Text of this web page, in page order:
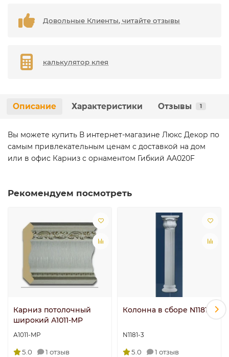
Довольные Клиенты, читайте отзывы
калькулятор клея
Описание Характеристики Отзывы 1
Вы можете купить В интернет-магазине Люкс Декор по
самым привлекательным ценам с доставкой на дом
или в офис Карниз с орнаментом Гибкий AA020F
Рекомендуем посмотреть
Карниз потолочный
широкий А1011-MP
А1011-MP
5.0 1 отзыв
Колонна в сборе N1181-3
N1181-3
5.0 1 отзыв